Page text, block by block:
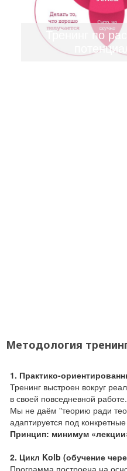
Тренинг по
Методология
1. Практико-
Тренинг выстроен вокруг
в своей повседневной работе.
Мы не даём "теорию ради
адаптируется под
Принцип: минимум
2. Цикл Kolb (обучение
Программа построена на